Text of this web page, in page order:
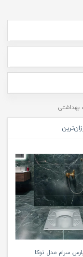
بهداشتی
سرام مدل توکا